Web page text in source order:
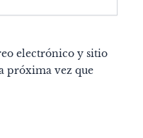
electrónico y sitio
próxima vez que